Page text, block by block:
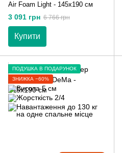
Air Foam Light - 145х190 см
3 091 грн 6 766 грн
Купити
ПОДУШКА В ПОДАРУНОК
ЗНИЖКА −60%